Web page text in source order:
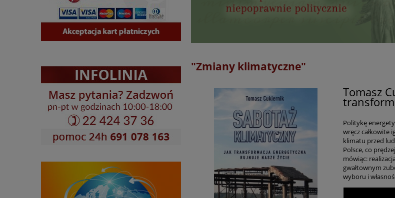
"Zmiany klimatyczne"
Tomasz
Politykę
wręcz całkowite
klimatu przed
Polsce, co
mówiąc:
gwałtownym
wyboru i